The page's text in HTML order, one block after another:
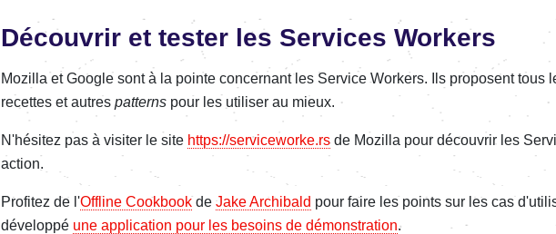
Découvrir et tester les Services Workers
Mozilla et Google sont à la pointe concernant les Service Workers. Ils proposent tous
recettes et autres patterns pour les utiliser au mieux.
N'hésitez pas à visiter le site https://serviceworke.rsde Mozilla pour découvrir les
action.
Profitez de l'Offline Cookbookde Jake Archibald pour faire les points sur les cas
développé une application pour les besoins de démonstration.